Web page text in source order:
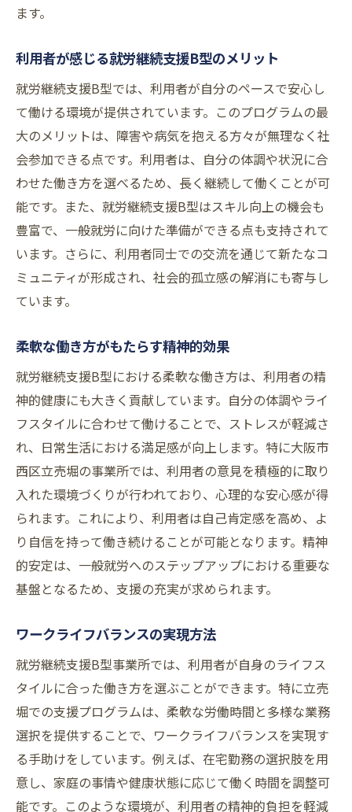
大阪市西区での就労継続支援B型が描く未来の
働き方
未来に向けた新しい働き方のビジョン
地域全体で支える就労支援ネットワーク
利用者のニーズを汲み取る柔軟性
新技術を活用した働き方の変革
未来を見据えたスキルアップの重要性
地域社会と連携した支援の取り組み
利用者インタビューから見る就労継続支援B型
の実情
インタビューで明らかになる課題と解決策
利用者が語る支援の効果と影響
実際の体験談から見る支援の特徴
支援プログラムがもたらす生活の変化
利用者の声から見える未来の可能性
立売堀での就労継続支援B型が新たな可能性を
引き出す理由
多様性を受け入れる支援の力
新しい挑戦を応援する環境とは
利用者の能力を最大限に引き出す方法
未来を切り開くスキルアップの秘訣
利用者の成長を支える具体的アプローチ
就労継続支援B型で柔軟な働き方を実現！立売
堀の取り組み
柔軟な働き方が可能な理由
立売堀での具体的な支援内容
利用者が実感する柔軟性の効果
ます。
利用者が感じる就労継続支援B型のメリット
就労継続支援B型では、利用者が自分のペースで安心し
て働ける環境が提供されています。このプログラムの最
大のメリットは、障害や病気を抱える方々が無理なく社
会参加できる点です。利用者は、自分の体調や状況に合
わせた働き方を選べるため、長く継続して働くことが可
能です。また、就労継続支援B型はスキル向上の機会も
豊富で、一般就労に向けた準備ができる点も支持されて
います。さらに、利用者同士での交流を通じて新たなコ
ミュニティが形成され、社会的孤立感の解消にも寄与し
ています。
柔軟な働き方がもたらす精神的効果
就労継続支援B型における柔軟な働き方は、利用者の精
神的健康にも大きく貢献しています。自分の体調やライ
フスタイルに合わせて働けることで、ストレスが軽減さ
れ、日常生活における満足感が向上します。特に大阪市
西区立売堀の事業所では、利用者の意見を積極的に取り
入れた環境づくりが行われており、心理的な安心感が得
られます。これにより、利用者は自己肯定感を高め、よ
り自信を持って働き続けることが可能となります。精神
的安定は、一般就労へのステップアップにおける重要な
基盤となるため、支援の充実が求められます。
ワークライフバランスの実現方法
就労継続支援B型事業所では、利用者が自身のライフス
タイルに合った働き方を選ぶことができます。特に立売
堀での支援プログラムは、柔軟な労働時間と多様な業務
選択を提供することで、ワークライフバランスを実現す
る手助けをしています。例えば、在宅勤務の選択肢を用
意し、家庭の事情や健康状態に応じて働く時間を調整可
能です。このような環境が、利用者の精神的負担を軽減